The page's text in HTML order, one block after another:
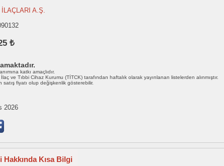
İLAÇLARI A.Ş.
₺
katkı amaçlıdır.
İlaç ve Tıbbi Cihaz Kurumu (TİTCK) tarafından haftalık olarak yayınlanan listelerden alınmıştır.
fiyatı olup değişkenlik gösterebilir.
2026
Kısa Bilgi